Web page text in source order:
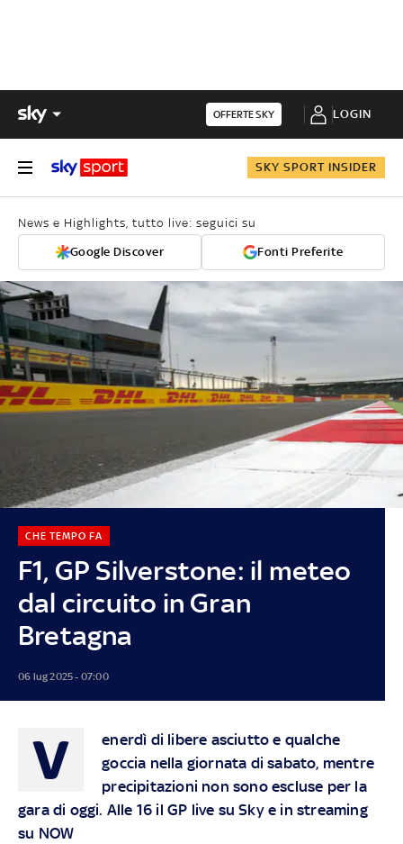
OFFERTE SKY LOGIN
SKY SPORT INSIDER
News e Highlights, tutto live: seguici su
Google Discover Fonti Preferite
F1, GP Silverstone: il meteo
dal circuito in Gran
Bretagna
CHE TEMPO FA
06 lug 2025 - 07:00
V
enerdì di libere asciutto e qualche
goccia nella giornata di sabato, mentre
precipitazioni non sono escluse per la
gara di oggi. Alle 16 il GP live suSkye in streaming
su NOW